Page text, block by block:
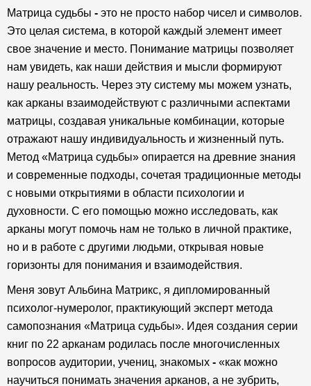
Матрица судьбы - это не просто набор чисел и символов.
Это целая система, в которой каждый элемент имеет
свое значение и место. Понимание матрицы позволяет
нам увидеть, как наши действия и мысли формируют
нашу реальность. Через эту систему мы можем узнать,
как арканы взаимодействуют с различными аспектами
матрицы, создавая уникальные комбинации, которые
отражают нашу индивидуальность и жизненный путь.
Метод «Матрица судьбы» опирается на древние знания
и современные подходы, сочетая традиционные методы
с новыми открытиями в области психологии и
духовности. С его помощью можно исследовать, как
арканы могут помочь нам не только в личной практике,
но и в работе с другими людьми, открывая новые
горизонты для понимания и взаимодействия.
Меня зовут Альбина Матрикс, я дипломированный
психолог-нумеролог, практикующий эксперт метода
самопознания «Матрица судьбы». Идея создания серии
книг по 22 арканам родилась после многочисленных
вопросов аудитории, учениц, знакомых - «как можно
научиться понимать значения арканов, а не зубрить,